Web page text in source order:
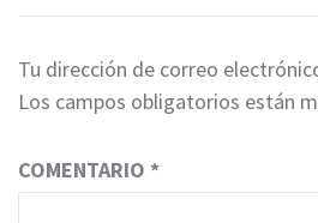
Tu dirección de correo
Los campos obligatorios están
COMENTARIO *